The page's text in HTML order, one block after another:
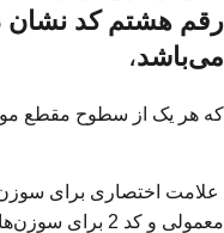
رقم هشتم کد
می‌باشد،
که هر یک از سطوح مقطع
معمولی و کد 2 برای سوزن‌های راند هوی.